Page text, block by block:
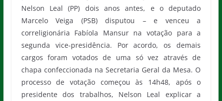
Nelson Leal (PP) dois anos antes, e o deputado
Marcelo Veiga (PSB) disputou – e venceu a
correligionária Fabíola Mansur na votação para a
segunda vice-presidência. Por acordo, os demais
cargos foram votados de uma só vez através de
chapa confeccionada na Secretaria Geral da Mesa. O
processo de votação começou às 14h48, após o
presidente dos trabalhos, Nelson Leal explicar a